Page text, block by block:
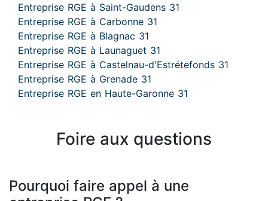
Entreprise RGE à Saint-Gaudens 31
Entreprise RGE à Carbonne 31
Entreprise RGE à Blagnac 31
Entreprise RGE à Launaguet 31
Entreprise RGE à Castelnau-d'Estrétefonds 31
Entreprise RGE à Grenade 31
Entreprise RGE en Haute-Garonne 31
Foire aux questions
Pourquoi faire appel à une